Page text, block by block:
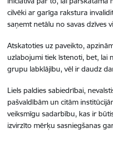
cilvēki ar garīga rakstura
saņemt netālu no savas dzīves
Atskatoties uz paveikto,
uzlabojumi tiek īstenoti, bet, lai
grupu labklājību, vēl ir daudz
Liels paldies sabiedrībai,
pašvaldībām un citām
veiksmīgu sadarbību, kas ir
izvirzīto mērķu sasniegšanas